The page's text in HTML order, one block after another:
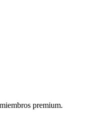
premium.